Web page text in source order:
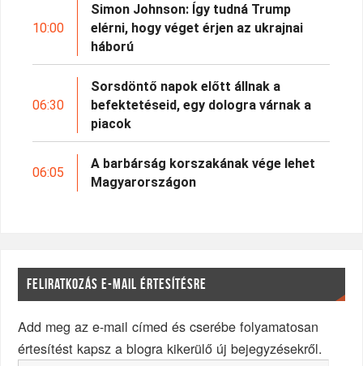
10:00
Simon Johnson: Így tudná Trump
elérni, hogy véget érjen az ukrajnai
háború
06:30
Sorsdöntő napok előtt állnak a
befektetéseid, egy dologra várnak a
piacok
06:05
A barbárság korszakának vége lehet
Magyarországon
FELIRATKOZÁS E-MAIL ÉRTESÍTÉSRE
Add meg az e-mail címed és cserébe folyamatosan
értesítést kapsz a blogra kikerülő új bejegyzésekről.